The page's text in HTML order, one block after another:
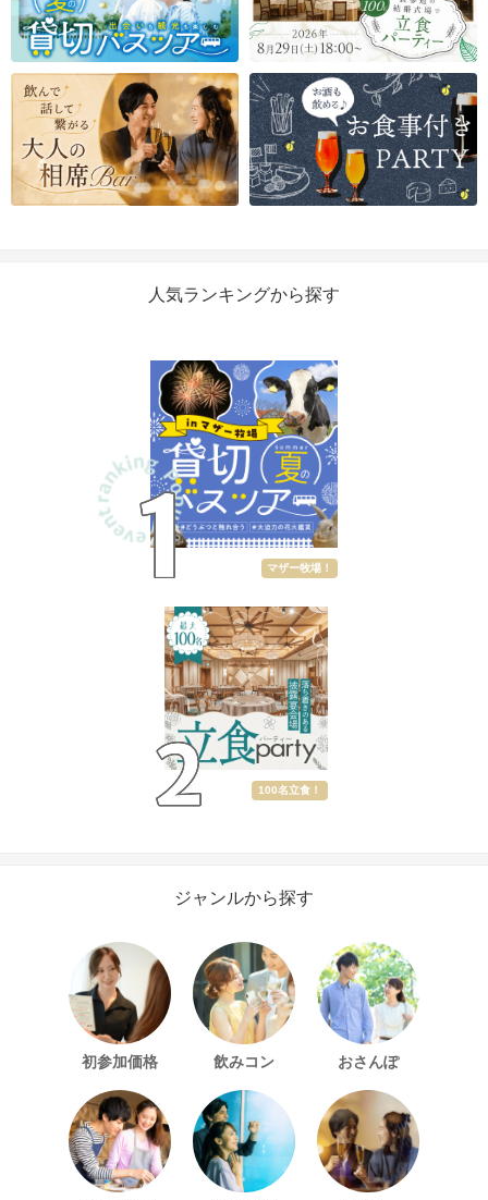
人気ランキングから探す
マザー牧場！
100名立食！
ジャンルから探す
初参加価格 飲みコン おさんぽ